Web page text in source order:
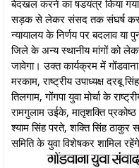
बेदखल करने का षडयंत्र किया गया
सड़क से लेकर संसद तक संघर्ष करने
न्यायालय के निर्णय पर बदलाव या
जिले के अन्य स्थानीय मांगों को लेकर
जावेगा। उक्त कार्यक्रम में
मरकाम, राष्ट्रीय उपाध्यक्ष दरबू
तिलगाम, गोंगपा युवा मोर्चा के
रामगुलाम उईके, मातृशक्ति
श्याम सिंह परते, शक्ति सिंह ठाकुर
समिति के युवा विशेषकर शामिल